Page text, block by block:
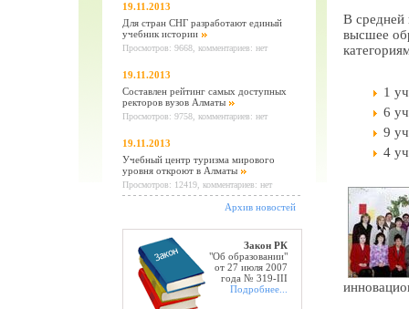
19.11.2013
Для стран СНГ разработают единый
учебник истории
Просмотров: 9668, комментариев: нет
19.11.2013
Составлен рейтинг самых доступных
ректоров вузов Алматы
Просмотров: 9758, комментариев: нет
19.11.2013
Учебный центр туризма мирового
уровня откроют в Алматы
Просмотров: 12419, комментариев: нет
Архив новостей
Закон РК
"Об образовании"
от 27 июля 2007
года № 319-III
Подробнее...
В средней
высшее
1
6
9
4